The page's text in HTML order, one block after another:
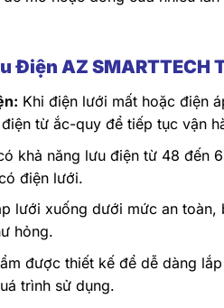
Điện AZ SMARTTECH
Khi điện lưới mất hoặc điện
từ ắc-quy để tiếp tục vận
khả năng lưu điện từ 48 đến
điện lưới.
lưới xuống dưới mức an
hỏng.
được thiết kế để dễ dàng
trình sử dụng.